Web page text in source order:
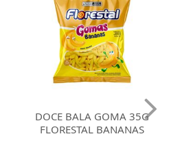
DOCE BALA GOMA 35G
FLORESTAL BANANAS